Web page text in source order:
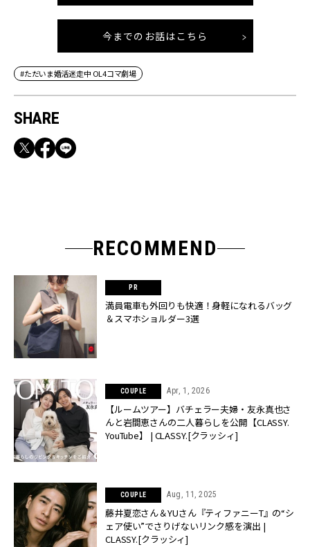
今までのお話はこちら
#ただいま婚活迷走中 OL4コマ劇場
SHARE
RECOMMEND
満員電車も外回りも快適！身軽になれるバッグ
＆スマホショルダー3選
COUPLE Apr, 1, 2026
【ルームツアー】バチェラー夫婦・友永真也さ
んと岩間恵さんの二人暮らしを公開【CLASSY.
YouTube】 | CLASSY.[クラッシィ]
COUPLE Aug, 11, 2025
藤井夏恋さん＆YUさん『ティファニーT』の“シ
ェア使い”でさりげないリンク感を演出 |
CLASSY.[クラッシィ]